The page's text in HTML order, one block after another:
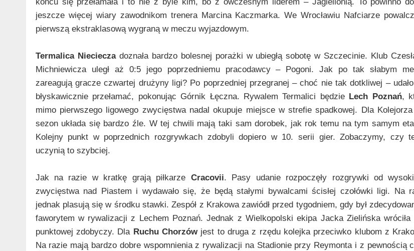
jeszcze więcej wiary zawodnikom trenera Marcina Kaczmarka. We Wrocławiu Nafciarze
pierwszą ekstraklasową wygraną w meczu wyjazdowym.
Termalica Nieciecza doznała bardzo bolesnej porażki w ubiegłą sobotę w Szczecinie. Klub
Michniewicza uległ aż 0:5 jego poprzedniemu pracodawcy – Pogoni. Jak po tak słabym
zareagują gracze czwartej drużyny ligi? Po poprzedniej przegranej – choć nie tak dotkliwej –
błyskawicznie przełamać, pokonując Górnik Łęczna. Rywalem Termalici będzie Lech Poznań,
mimo pierwszego ligowego zwycięstwa nadal okupuje miejsce w strefie spadkowej. Dla
sezon układa się bardzo źle. W tej chwili mają taki sam dorobek, jak rok temu na tym samym
Kolejny punkt w poprzednich rozgrywkach zdobyli dopiero w 10. serii gier. Zobaczymy, czy
uczynią to szybciej.
Jak na razie w kratkę grają piłkarze Cracovii. Pasy udanie rozpoczęły rozgrywki od
zwycięstwa nad Piastem i wydawało się, że będą stałymi bywalcami ścisłej czołówki ligi. Na
jednak plasują się w środku stawki. Zespół z Krakowa zawiódł przed tygodniem, gdy był
faworytem w rywalizacji z Lechem Poznań. Jednak z Wielkopolski ekipa Jacka Zielińska wróciła
punktowej zdobyczy. Dla Ruchu Chorzówjest to druga z rzędu kolejka przeciwko klubom z
Na razie mają bardzo dobre wspomnienia z rywalizacji na Stadionie przy Reymonta i z pewnością